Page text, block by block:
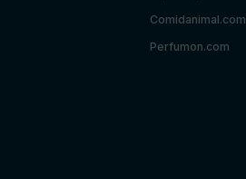
Comidanimal.com
Perfumon.com